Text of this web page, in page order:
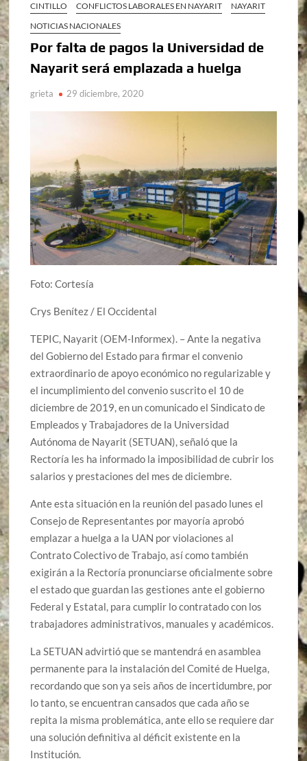
CINTILLO CONFLICTOS LABORALES EN NAYARIT
NAYARIT
NOTICIAS NACIONALES
Por falta de pagos la Universidad de
Nayarit será emplazada a huelga
grieta 29 diciembre, 2020
Foto: Cortesía
Crys Benítez / El Occidental
TEPIC, Nayarit (OEM-Informex). – Ante la negativa
del Gobierno del Estado para firmar el convenio
extraordinario de apoyo económico no regularizable y
el incumplimiento del convenio suscrito el 10 de
diciembre de 2019, en un comunicado el Sindicato de
Empleados y Trabajadores de la Universidad
Autónoma de Nayarit (SETUAN), señaló que la
Rectoría les ha informado la imposibilidad de cubrir los
salarios y prestaciones del mes de diciembre.
Ante esta situación en la reunión del pasado lunes el
Consejo de Representantes por mayoría aprobó
emplazar a huelga a la UAN por violaciones al
Contrato Colectivo de Trabajo, así como también
exigirán a la Rectoría pronunciarse oficialmente sobre
el estado que guardan las gestiones ante el gobierno
Federal y Estatal, para cumplir lo contratado con los
trabajadores administrativos, manuales y académicos.
La SETUAN advirtió que se mantendrá en asamblea
permanente para la instalación del Comité de Huelga,
recordando que son ya seis años de incertidumbre, por
lo tanto, se encuentran cansados que cada año se
repita la misma problemática, ante ello se requiere dar
una solución definitiva al déficit existente en la
Institución.